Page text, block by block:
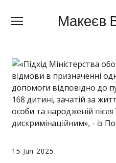
Макеєв
Макеєв
Про мене
Сфери діяльності
Правила
Ціни
15 Jun 2025